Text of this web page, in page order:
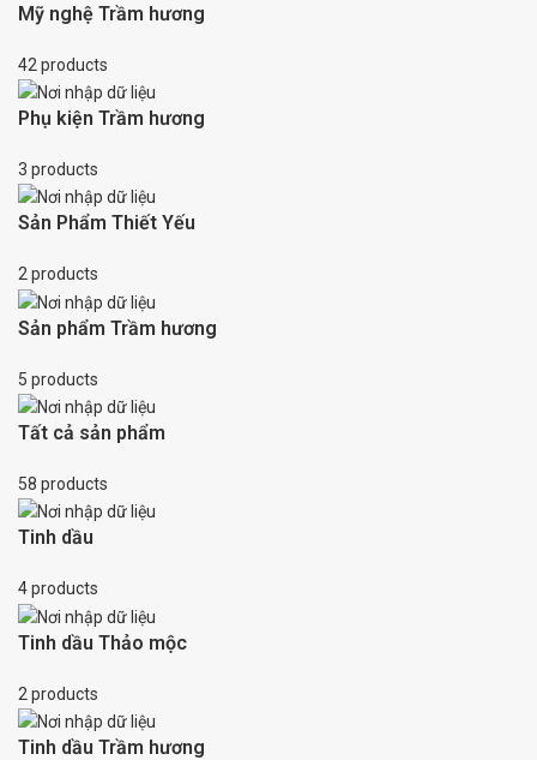
Mỹ nghệ Trầm hương
42 products
Phụ kiện Trầm hương
3 products
Sản Phẩm Thiết Yếu
2 products
Sản phẩm Trầm hương
5 products
Tất cả sản phẩm
58 products
Tinh dầu
4 products
Tinh dầu Thảo mộc
2 products
Tinh dầu Trầm hương